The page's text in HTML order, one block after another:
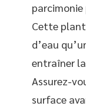
Cette
d’eau
entraîner
Assurez-
surface